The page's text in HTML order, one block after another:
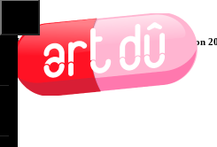
Les pré-inscriptions aux cours pour la saison